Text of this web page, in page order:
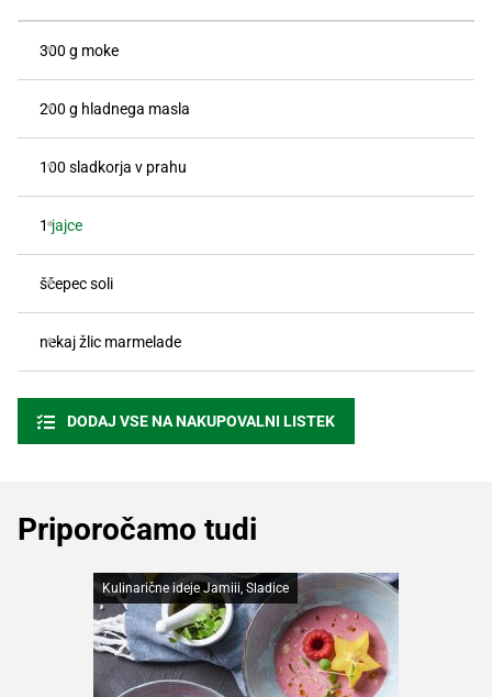
300 g moke
200 g hladnega masla
100 sladkorja v prahu
1jajce
ščepec soli
nekaj žlic marmelade
DODAJ VSE NA NAKUPOVALNI LISTEK
Priporočamo tudi
Kulinarične ideje Jamiii, Sladice